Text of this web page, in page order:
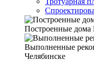
Построенные дома
Выполненные
Челябинске